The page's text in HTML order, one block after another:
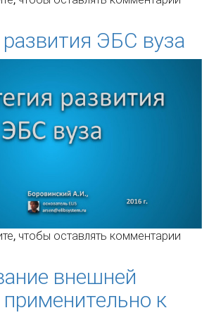
развития ЭБС вуза
развития ЭБС вуза
, чтобы оставлять комментарии
внешней
к